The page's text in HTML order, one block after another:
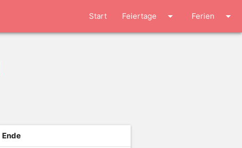
Start Feiertage arrow_drop_down Ferien arrow_drop_down
Ende